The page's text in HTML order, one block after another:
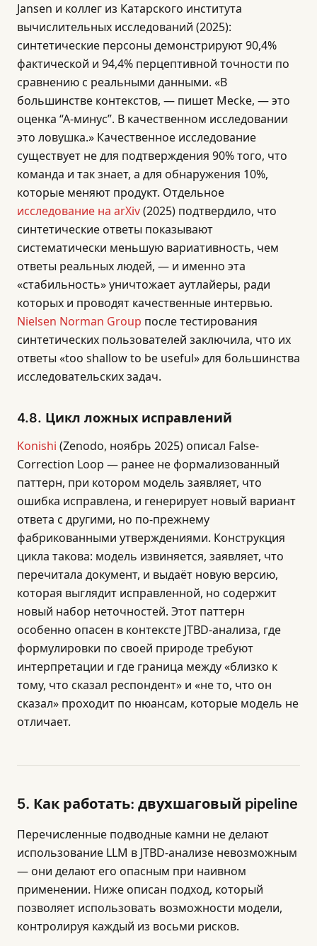
Jansen и коллег из Катарского института
вычислительных исследований (2025):
синтетические персоны демонстрируют 90,4%
фактической и 94,4% перцептивной точности по
сравнению с реальными данными. «В
большинстве контекстов, — пишет Mecke, — это
оценка “А-минус”. В качественном исследовании
это ловушка.» Качественное исследование
существует не для подтверждения 90% того, что
команда и так знает, а для обнаружения 10%,
которые меняют продукт. Отдельное
исследование на arXiv(2025) подтвердило, что
синтетические ответы показывают
систематически меньшую вариативность, чем
ответы реальных людей, — и именно эта
«стабильность» уничтожает аутлайеры, ради
которых и проводят качественные интервью.
Nielsen Norman Group после тестирования
синтетических пользователей заключила, что их
ответы «too shallow to be useful» для большинства
исследовательских задач.
4.8. Цикл ложных исправлений
Konishi (Zenodo, ноябрь 2025) описал False-
Correction Loop — ранее не формализованный
паттерн, при котором модель заявляет, что
ошибка исправлена, и генерирует новый вариант
ответа с другими, но по-прежнему
фабрикованными утверждениями. Конструкция
цикла такова: модель извиняется, заявляет, что
перечитала документ, и выдаёт новую версию,
которая выглядит исправленной, но содержит
новый набор неточностей. Этот паттерн
особенно опасен в контексте JTBD-анализа, где
формулировки по своей природе требуют
интерпретации и где граница между «близко к
тому, что сказал респондент» и «не то, что он
сказал» проходит по нюансам, которые модель не
отличает.
5. Как работать: двухшаговый pipeline
Перечисленные подводные камни не делают
использование LLM в JTBD-анализе невозможным
— они делают его опасным при наивном
применении. Ниже описан подход, который
позволяет использовать возможности модели,
контролируя каждый из восьми рисков.